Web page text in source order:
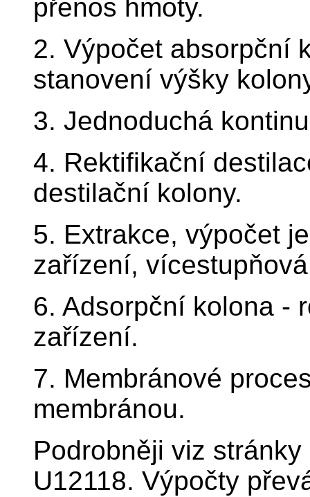
přenos hmoty.
2. Výpočet absorpční
stanovení výšky
3. Jednoduchá
4. Rektifikační
destilační kolony.
5. Extrakce, výpočet
zařízení,
6. Adsorpční kolona -
zařízení.
7. Membránové
membránou.
Podrobněji viz
U12118. Výpočty